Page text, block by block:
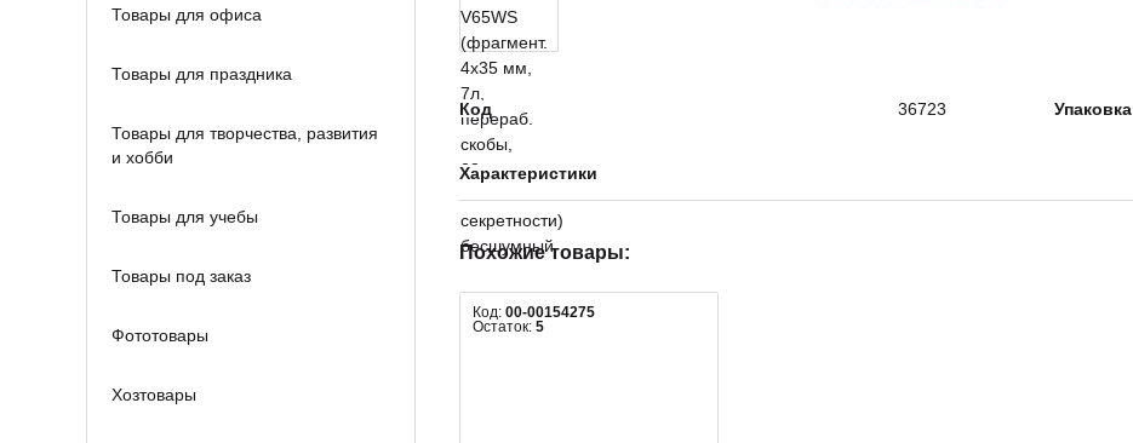
Товары для офиса
Товары для праздника
Товары для творчества, развития
и хобби
Товары для учебы
Товары под заказ
Фототовары
Хозтовары
Код 36723 Упаковка
Характеристики
Похожие товары:
Код: 00-00154275
Остаток: 5